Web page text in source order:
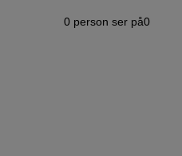
0 person ser på0